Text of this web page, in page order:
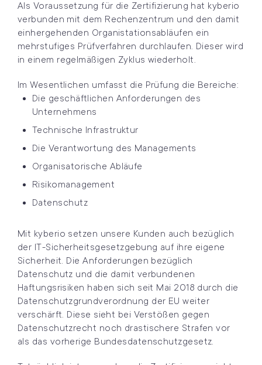
Als Voraussetzung für die Zertifizierung hat kyberio
verbunden mit dem Rechenzentrum und den damit
einhergehenden Organistationsabläufen ein
mehrstufiges Prüfverfahren durchlaufen. Dieser wird
in einem regelmäßigen Zyklus wiederholt.
Im Wesentlichen umfasst die Prüfung die Bereiche:
Die geschäftlichen Anforderungen des
Unternehmens
Technische Infrastruktur
Die Verantwortung des Managements
Organisatorische Abläufe
Risikomanagement
Datenschutz
Mit kyberio setzen unsere Kunden auch bezüglich
der IT-Sicherheitsgesetzgebung auf ihre eigene
Sicherheit. Die Anforderungen bezüglich
Datenschutz und die damit verbundenen
Haftungsrisiken haben sich seit Mai 2018 durch die
Datenschutzgrundverordnung der EU weiter
verschärft. Diese sieht bei Verstößen gegen
Datenschutzrecht noch drastischere Strafen vor
als das vorherige Bundesdatenschutzgesetz.